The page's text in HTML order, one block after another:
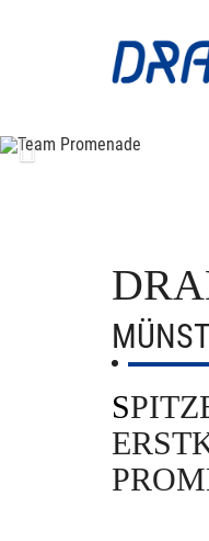
Previous
SPITZENAUSWAHL, KOMPETENTE BERATUNG UND